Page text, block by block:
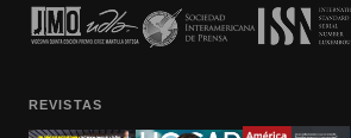
REVISTAS